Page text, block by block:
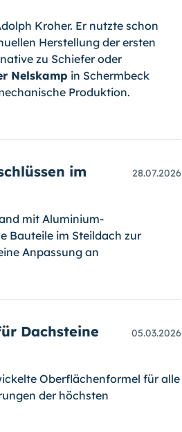
Kroher. Er nutzte schon
Herstellung der ersten
zu Schiefer oder
Nelskamp in Schermbeck
Produktion.
im
28.07.2026
mit Aluminium-
Bauteile im Steildach zur
Anpassung an
Dachsteine
05.03.2026
Oberflächenformel für alle
der höchsten